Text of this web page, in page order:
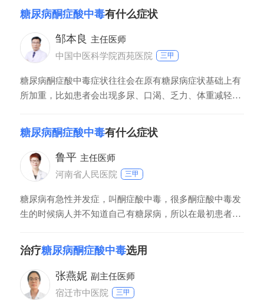
10%，补液采取先快后慢，先盐后糖的原则。如果有休克
迹象的时候还要补充右旋糖酐或者血浆。一般补液前12小
时就要补充总补液量的一半以上，鼓励患者通过消化道补
液，这种消化道补液除了减轻心脏的负担之
糖尿病酮症酸中毒有什么症状
邹本良 主任医师
中国中医科学院西苑医院
三甲
糖尿病酮症酸中毒症状往往会在原有糖尿病症状基础上有
所加重，比如患者会出现多尿、口渴、乏力、体重减轻。
恶心、呕吐，甚至不能进食水等严重症状。其次，少数糖
尿病酮症酸中毒的患者，可以导致急性腹痛症状出现，因
为呼吸频率加快，呼吸声过大，甚至当PH值小于7时，还
会发生呼吸中枢受抑制，导致呼吸麻痹。而
糖尿病酮症酸中毒有什么症状
鲁平 主任医师
河南省人民医院
三甲
糖尿病有急性并发症，叫酮症酸中毒，很多酮症酸中毒发
生的时候病人并不知道自己有糖尿病，所以在最初患者有
毒之初，因为不知道自己血糖高，所以经过2～3天之后可
能病情就进一步进展了。患者会出现食欲减退，伴着恶
心、呕吐、头晕、腹胀等症状，呼吸味中有丙酮呼出，所
以有烂苹果味。如果进一步还没有发现他自己
治疗糖尿病酮症酸中毒选用
张燕妮 副主任医师
宿迁市中医院
三甲